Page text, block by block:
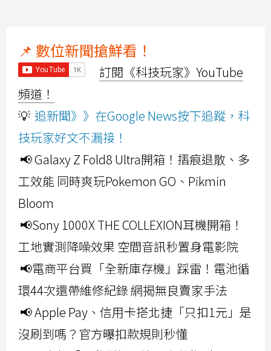
📌 數位新聞搶鮮看！
訂閱《科技玩家》YouTube
頻道！
💡 追新聞》》在Google News按下追蹤，科
技玩家好文不漏接！
📢 Galaxy Z Fold8 Ultra開箱！摺痕退散、多
工效能 同時爽玩Pokemon GO、Pikmin
Bloom
📢Sony 1000X THE COLLEXION耳機開箱！
工地實測降噪效果 空間音訊秒置身電影院
📢電商平台買「全新庫存機」踩雷！電池循
環44次還帶維修紀錄 網揭無良賣家手法
📢 Apple Pay、信用卡搭北捷「只扣1元」是
沒刷到嗎？官方曝扣款規則秒懂